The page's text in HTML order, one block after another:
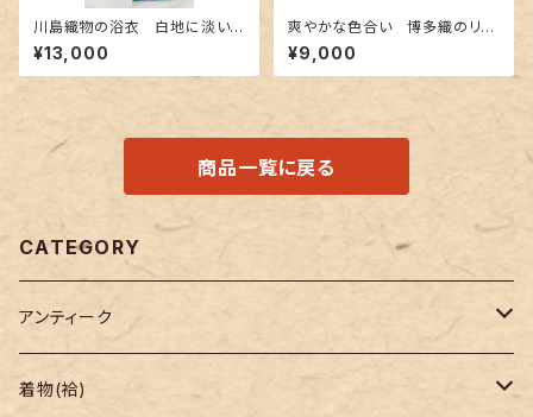
川島織物の浴衣 白地に淡い
色合いの花柄
¥13,000
爽やかな色合い 博多織のリバ
ーシブル半幅帯
¥9,000
商品一覧に戻る
CATEGORY
アンティーク
着物
着物(袷)